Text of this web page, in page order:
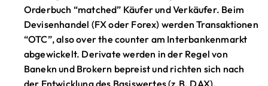
Orderbuch “matched” Käufer und Verkäufer. Beim
Devisenhandel (FX oder Forex) werden Transaktionen
“OTC”, also over the counter am Interbankenmarkt
abgewickelt. Derivate werden in der Regel von
Banekn und Brokern bepreist und richten sich nach
der Entwicklung des Basiswertes (z.B. DAX).